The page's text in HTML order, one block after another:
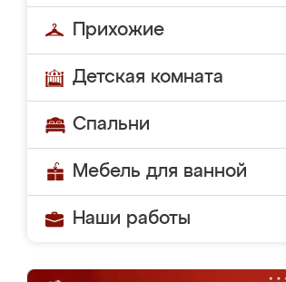
Прихожие
Детская комната
Спальни
Мебель для ванной
Наши работы